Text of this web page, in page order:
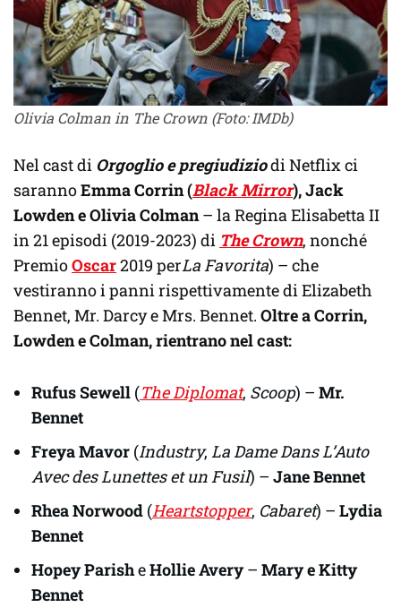
Olivia Colman in The Crown (Foto: IMDb)
Nel cast di Orgoglio e pregiudiziodi Netflix ci
sarannoEmma Corrin (Black Mirror), Jack
Lowden e Olivia Colman– la Regina Elisabetta II
in 21 episodi (2019-2023) di The Crown, nonché
PremioOscar2019 perLa Favorita) – che
vestiranno i panni rispettivamente di Elizabeth
Bennet, Mr. Darcy e Mrs. Bennet. Oltre a Corrin,
Lowden e Colman,rientrano nel cast:
Rufus Sewell (The Diplomat, Scoop) – Mr.
Bennet
Freya Mavor (Industry, La Dame Dans L’Auto
Avec des Lunettes et un Fusil) – Jane Bennet
Rhea Norwood (Heartstopper, Cabaret) – Lydia
Bennet
Hopey ParisheHollie Avery– Mary e Kitty
Bennet